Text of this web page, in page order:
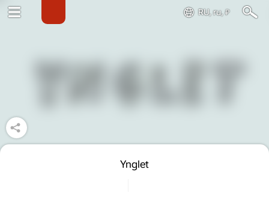
RU, ru, ₽
Ynglet